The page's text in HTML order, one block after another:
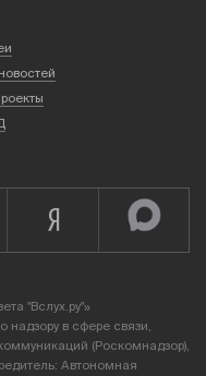
"Вслух.ру"»
в сфере связи,
(Роскомнадзор),
Автономная